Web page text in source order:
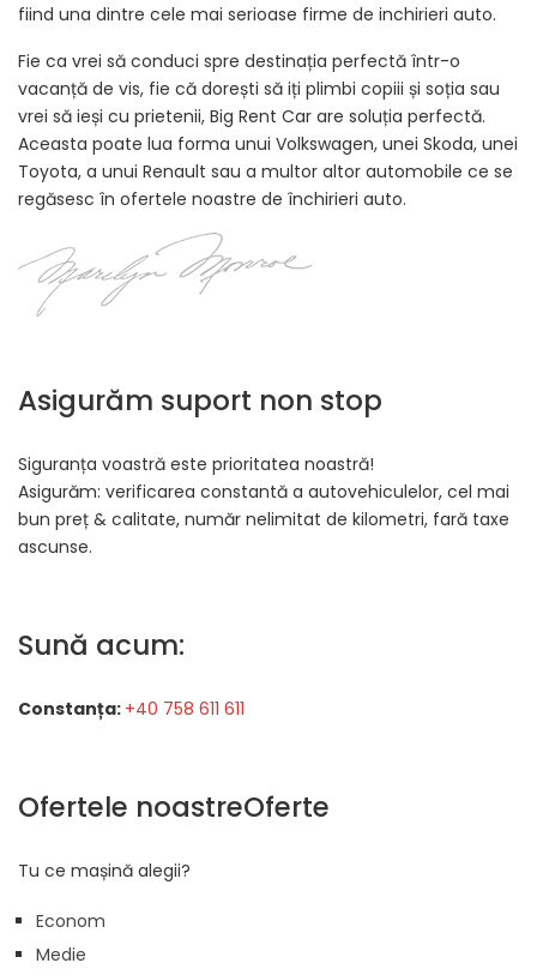
fiind una dintre cele mai serioase firme de inchirieri auto.
Fie ca vrei să conduci spre destinația perfectă într-o
vacanță de vis, fie că dorești să iți plimbi copiii și soția sau
vrei să ieși cu prietenii, Big Rent Car are soluția perfectă.
Aceasta poate lua forma unui Volkswagen, unei Skoda, unei
Toyota, a unui Renault sau a multor altor automobile ce se
regăsesc în ofertele noastre de închirieri auto.
Asigurăm suport non stop
Siguranța voastră este prioritatea noastră!
Asigurăm: verificarea constantă a autovehiculelor, cel mai
bun preț & calitate, număr nelimitat de kilometri, fară taxe
ascunse.
Sună acum:
Constanța: +40 758 611 611
Ofertele noastreOferte
Tu ce mașină alegii?
Econom
Medie